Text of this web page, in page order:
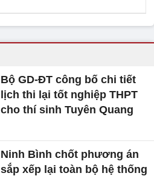
Bộ GD-ĐT công bố chi tiết
lịch thi lại tốt nghiệp THPT
cho thí sinh Tuyên Quang
Ninh Bình chốt phương án
sắp xếp lại toàn bộ hệ thống